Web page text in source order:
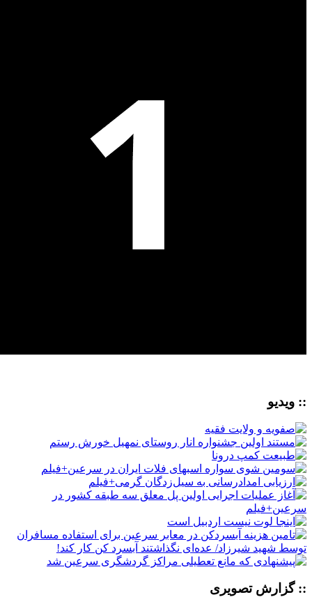
:: ویدیو
:: گزارش تصویری